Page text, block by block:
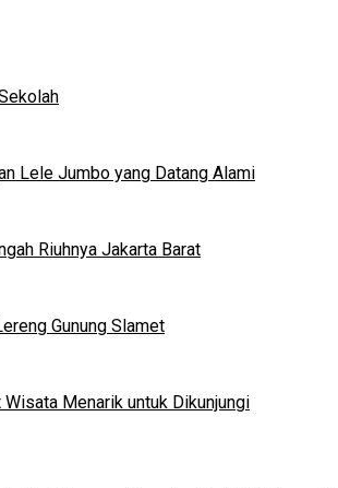
Lele Jumbo yang Datang Alami
Riuhnya Jakarta Barat
Gunung Slamet
Wisata Menarik untuk Dikunjungi